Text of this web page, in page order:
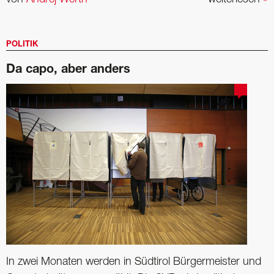
POLITIK
Da capo, aber anders
In zwei Monaten werden in Südtirol Bürgermeister und